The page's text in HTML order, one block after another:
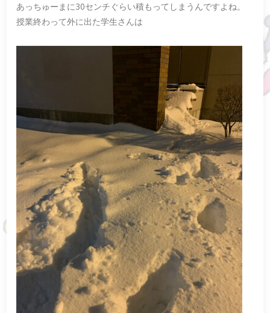
あっちゅーまに30センチぐらい積もってしまうんですよね。
授業終わって外に出た学生さんは